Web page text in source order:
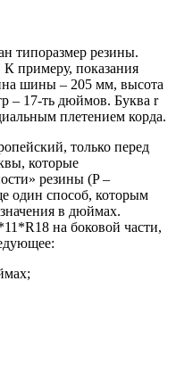
типоразмер резины.
примеру, показания
шины – 205 мм, высота
– 17-ть дюймов. Буква r
плетением корда.
только перед
которые
резины (P –
один способ, которым
в дюймах.
на боковой части,